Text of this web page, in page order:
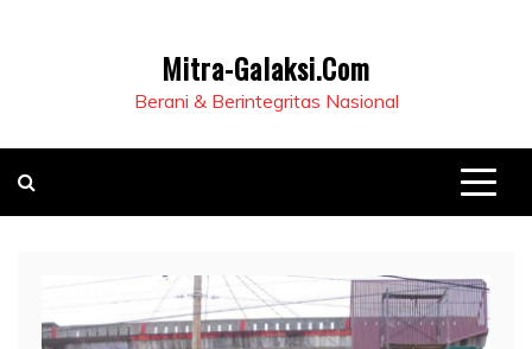
Mitra-Galaksi.Com
Berani & Berintegritas Nasional